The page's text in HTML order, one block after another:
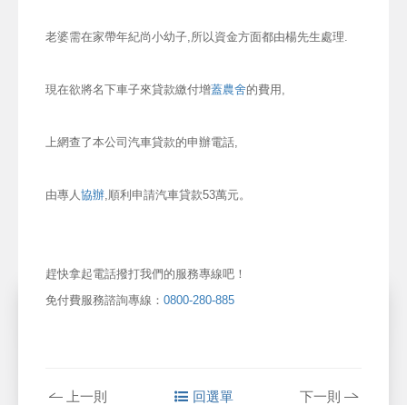
老婆需在家帶年紀尚小幼子,所以資金方面都由楊先生處理.
現在欲將名下車子來貸款繳付增蓋農舍的費用,
上網查了本公司汽車貸款的申辦電話,
由專人協辦,順利申請汽車貸款53萬元。
趕快拿起電話撥打我們的服務專線吧！
免付費服務諮詢專線： 0800-280-885
上一則 下一則
回選單